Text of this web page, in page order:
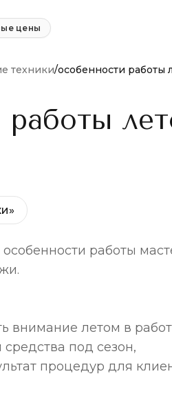
цены
техники/особенности работы
работы
внимание летом в
под сезон,
процедур для